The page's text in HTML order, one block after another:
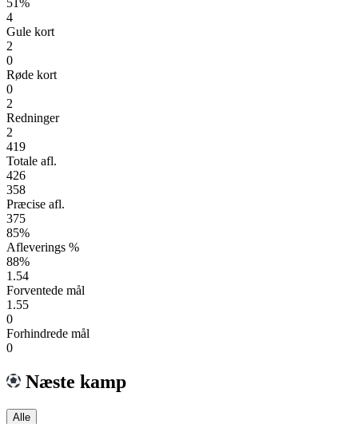
51%
4
Gule kort
2
0
Røde kort
0
2
Redninger
2
419
Totale afl.
426
358
Præcise afl.
375
85%
Afleverings %
88%
1.54
Forventede mål
1.55
0
Forhindrede mål
0
Næste kamp
Alle